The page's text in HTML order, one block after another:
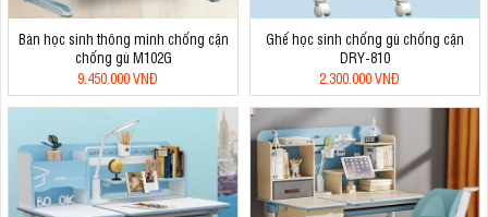
Bàn học sinh thông minh chống cận
chống gù M102G
9.450.000 VNĐ
Ghế học sinh chống gù chống cận
DRY-810
2.300.000 VNĐ